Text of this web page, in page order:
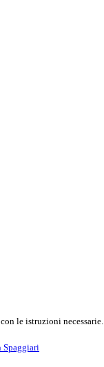
le istruzioni necessarie.
Spaggiari